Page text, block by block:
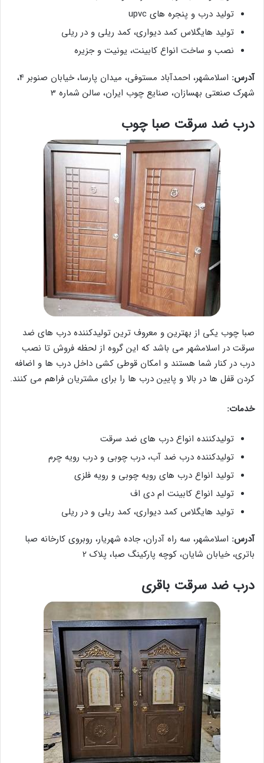
تولید درب و پنجره های upvc
تولید هایگلاس کمد دیواری، کمد ریلی و در ریلی
نصب و ساخت انواع کابینت، یونیت و جزیره
آدرس:
اسلامشهر، احمدآباد مستوفی، میدان پارسا، خیابان صنوبر 4،
شهرک صنعتی بهسازان، صنایع چوب ایران، سالن شماره 3
درب ضد سرقت صبا چوب
صبا چوب یکی از بهترین و معروف ترین تولیدکننده درب های ضد
سرقت در اسلامشهر می باشد که این گروه از لحظه فروش تا نصب
درب در کنار شما هستند و امکان قوطی کشی داخل درب ها و اضافه
کردن قفل ها در بالا و پایین درب ها را برای مشتریان فراهم می کنند.
خدمات:
تولیدکننده انواع درب های ضد سرقت
تولیدکننده درب ضد آب، درب چوبی و درب رویه چرم
تولید انواع درب های رویه چوبی و رویه فلزی
تولید انواع کابینت ام دی اف
تولید هایگلاس کمد دیواری، کمد ریلی و در ریلی
آدرس: اسلامشهر، سه راه آدران، جاده شهریار، روبروی کارخانه صبا
باتری، خیابان شایان، کوچه پارکینگ صبا، پلاک 2
درب ضد سرقت باقری